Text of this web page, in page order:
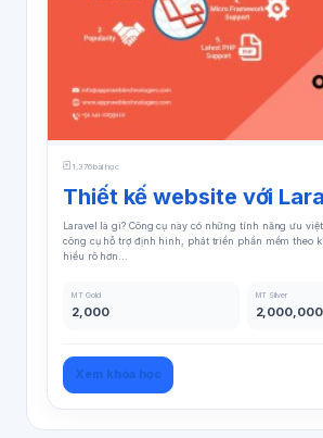
1,376 bài học
Thiết kế website với
Laravel là gì? Công cụ này có những tính năng ưu việt
công cụ hỗ trợ định hình, phát triển phần mềm theo
hiểu rõ hơn...
MT Gold
2,000
MT Silver
2,000,000
Xem khóa học